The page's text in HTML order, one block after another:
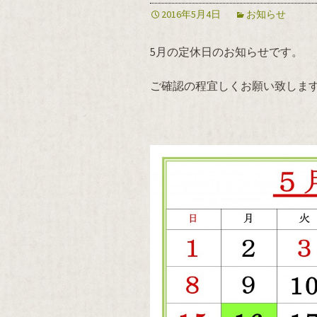
2016年5月4日 お知らせ
5月の定休日のお知らせです。
ご確認の程宜しくお願い致しま